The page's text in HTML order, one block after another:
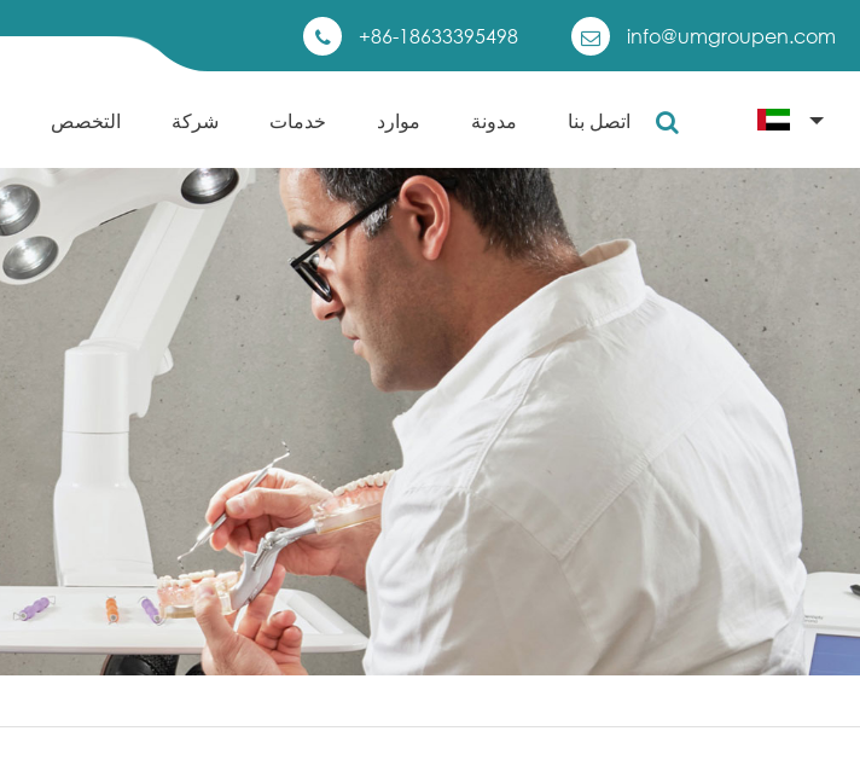
+86-18633395498 info@umgroupen.com
التخصص شركة خدمات موارد مدونة اتصل بنا